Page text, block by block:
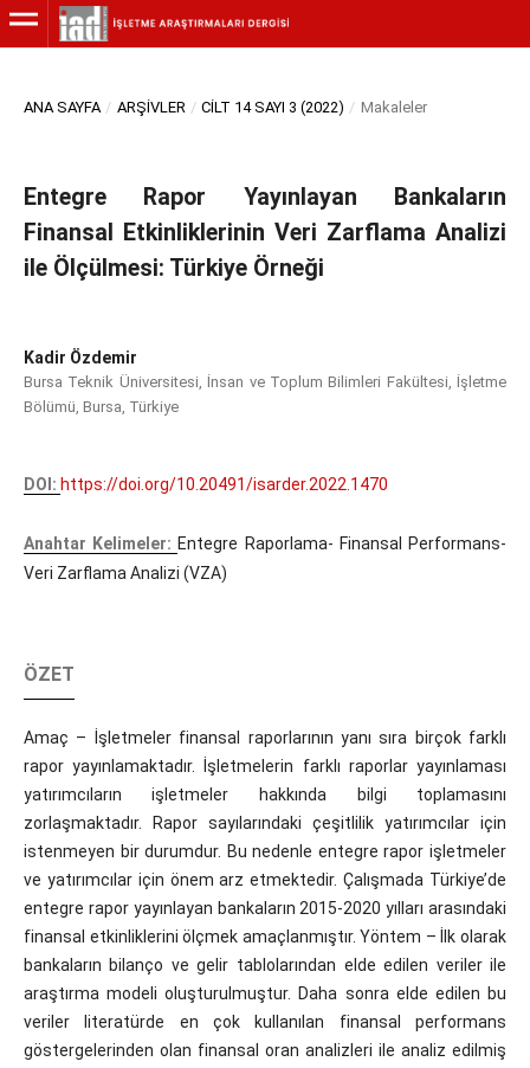
ANA SAYFA / ARŞIVLER / CILT 14 SAYI 3 (2022) / Makaleler
Entegre Rapor Yayınlayan Bankaların
Finansal Etkinliklerinin Veri Zarflama Analizi
ile Ölçülmesi: Türkiye Örneği
Kadir Özdemir
Bursa Teknik Üniversitesi, İnsan ve Toplum Bilimleri Fakültesi, İşletme
Bölümü, Bursa, Türkiye
DOI: https://doi.org/10.20491/isarder.2022.1470
Anahtar Kelimeler: Entegre Raporlama- Finansal Performans-
Veri Zarflama Analizi (VZA)
ÖZET
Amaç – İşletmeler finansal raporlarının yanı sıra birçok farklı
rapor yayınlamaktadır. İşletmelerin farklı raporlar yayınlaması
yatırımcıların işletmeler hakkında bilgi toplamasını
zorlaşmaktadır. Rapor sayılarındaki çeşitlilik yatırımcılar için
istenmeyen bir durumdur. Bu nedenle entegre rapor işletmeler
ve yatırımcılar için önem arz etmektedir. Çalışmada Türkiye’de
entegre rapor yayınlayan bankaların 2015-2020 yılları arasındaki
finansal etkinliklerini ölçmek amaçlanmıştır. Yöntem – İlk olarak
bankaların bilanço ve gelir tablolarından elde edilen veriler ile
araştırma modeli oluşturulmuştur. Daha sonra elde edilen bu
veriler literatürde en çok kullanılan finansal performans
göstergelerinden olan finansal oran analizleri ile analiz edilmiş